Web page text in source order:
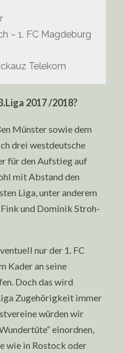
– 1. FC Magdeburg
Telekom
2017 /2018?
Münster sowie dem
drei westdeutsche
für den Aufstieg auf
mit Abstand den
Liga, unter anderem
und Dominik Stroh-
nur der 1. FC
Kader an seine
Doch das wird
Zugehörigkeit immer
würden wir
einordnen,
wie in Rostock oder